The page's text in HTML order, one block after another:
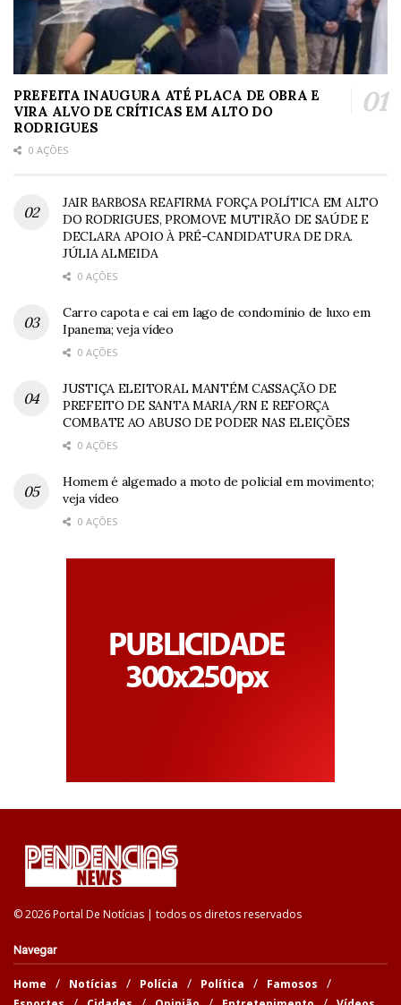
PREFEITA INAUGURA ATÉ PLACA DE OBRA E
VIRA ALVO DE CRÍTICAS EM ALTO DO
RODRIGUES
0 AÇÕES
JAIR BARBOSA REAFIRMA FORÇA POLÍTICA EM ALTO
DO RODRIGUES, PROMOVE MUTIRÃO DE SAÚDE E
DECLARA APOIO À PRÉ-CANDIDATURA DE DRA.
JÚLIA ALMEIDA
0 AÇÕES
Carro capota e cai em lago de condomínio de luxo em
Ipanema; veja vídeo
0 AÇÕES
JUSTIÇA ELEITORAL MANTÉM CASSAÇÃO DE
PREFEITO DE SANTA MARIA/RN E REFORÇA
COMBATE AO ABUSO DE PODER NAS ELEIÇÕES
0 AÇÕES
Homem é algemado a moto de policial em movimento;
veja vídeo
0 AÇÕES
© 2026 Portal De Notícias | todos os diretos reservados
Navegar
Home Notícias Polícia Política
Famosos